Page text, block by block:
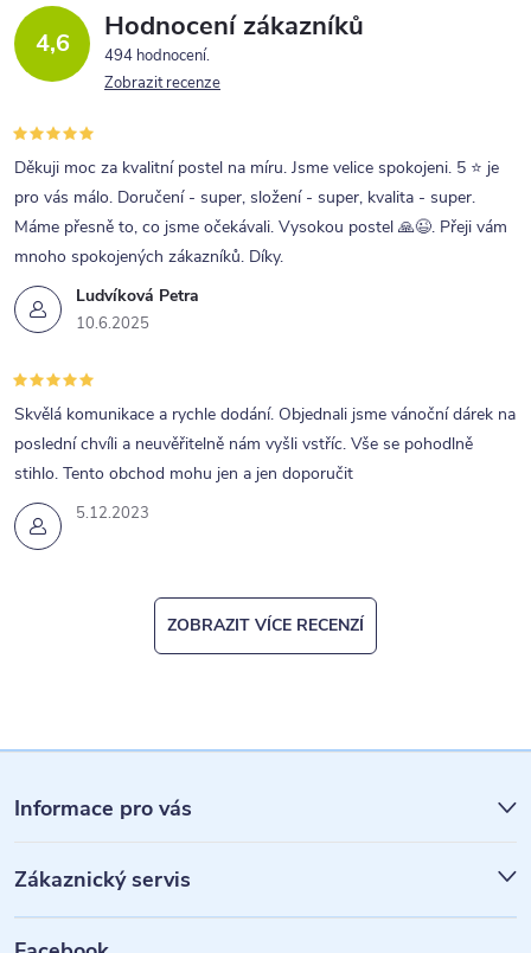
p
v
k
y
v
ý
p
s
u
á
n 4,6 Hodnocení zákazníků
494 hodnocení
Zobrazit recenze
Ludvíková Petra
10.6.2025
Děkuji moc za kvalitní postel na míru. Jsme velice spokojeni. 5 ⭐ je
pro vás málo. Doručení - super, složení - super, kvalita - super.
Máme přesně to, co jsme očekávali. Vysokou postel 🙏😉. Přeji vám
mnoho spokojených zákazníků. Díky.
5.12.2023
Skvělá komunikace a rychle dodání. Objednali jsme vánoční dárek na
poslední chvíli a neuvěřitelně nám vyšli vstříc. Vše se pohodlně
stihlo. Tento obchod mohu jen a jen doporučit
ZOBRAZIT VÍCE RECENZÍ
á
p
a
Informace pro vás
Zákaznický servis